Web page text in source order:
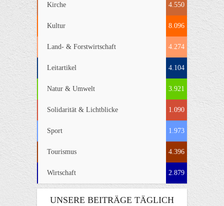
Kirche 4.550
Kultur 8.096
Land- & Forstwirtschaft 4.274
Leitartikel 4.104
Natur & Umwelt 3.921
Solidarität & Lichtblicke 1.090
Sport 1.973
Tourismus 4.396
Wirtschaft 2.879
UNSERE BEITRÄGE TÄGLICH